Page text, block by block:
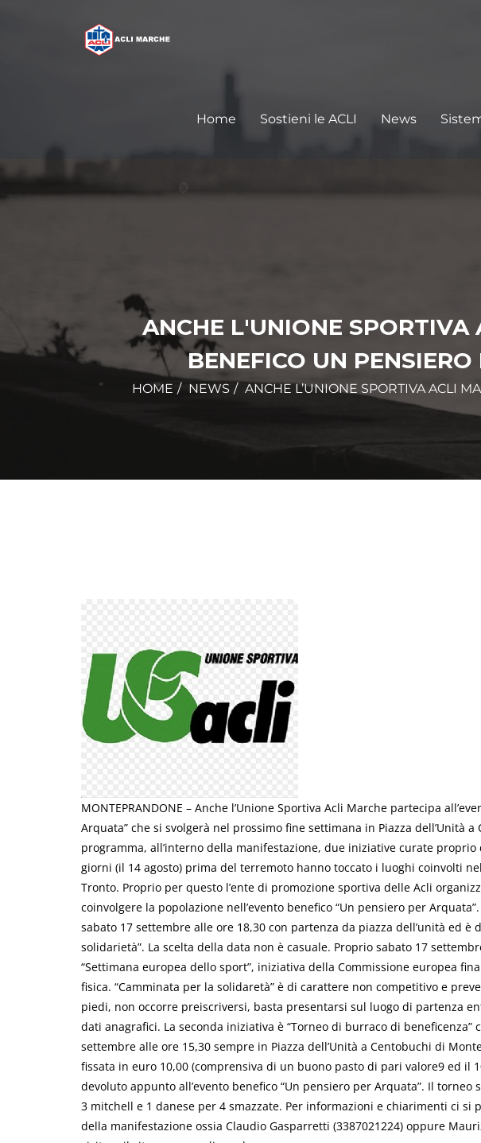
Home Sostieni le ACLI News
ANCHE L'UNIONE SPORTIVA
BENEFICO UN
HOME NEWS ANCHE L’UNIONE SPORTIVA ACLI
MONTEPRANDONE – Anche l’Unione Sportiva Acli Marche partecipa
Arquata” che si svolgerà nel prossimo fine settimana in Piazza dell’Unità
programma, all’interno della manifestazione, due iniziative curate proprio
giorni (il 14 agosto) prima del terremoto hanno toccato i luoghi coinvolti
Tronto. Proprio per questo l’ente di promozione sportiva delle Acli
coinvolgere la popolazione nell’evento benefico “Un pensiero per
sabato 17 settembre alle ore 18,30 con partenza da piazza dell’unità ed è
solidarietà”. La scelta della data non è casuale. Proprio sabato 17
“Settimana europea dello sport”, iniziativa della Commissione europea
fisica. “Camminata per la solidaretà” è di carattere non competitivo e
piedi, non occorre preiscriversi, basta presentarsi sul luogo di partenza
dati anagrafici. La seconda iniziativa è “Torneo di burraco di beneficenza”
settembre alle ore 15,30 sempre in Piazza dell’Unità a Centobuchi di
fissata in euro 10,00 (comprensiva di un buono pasto di pari valore9 ed il
devoluto appunto all’evento benefico “Un pensiero per Arquata”. Il
3 mitchell e 1 danese per 4 smazzate. Per informazioni e chiarimenti ci si
della manifestazione ossia Claudio Gasparretti (3387021224) oppure